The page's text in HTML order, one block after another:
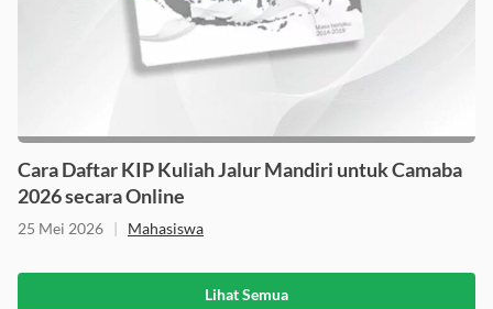
Cara Daftar KIP Kuliah Jalur Mandiri untuk Camaba
2026 secara Online
25 Mei 2026 | Mahasiswa
Lihat Semua